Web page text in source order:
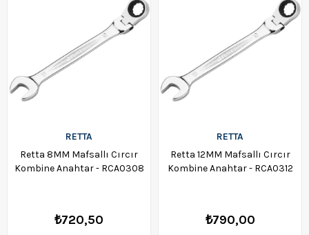
RETTA
Retta 8MM Mafsallı Cırcır
Kombine Anahtar - RCA0308
₺720,50
RETTA
Retta 12MM Mafsallı Cırcır
Kombine Anahtar - RCA0312
₺790,00